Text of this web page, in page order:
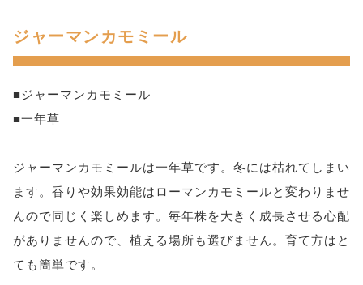
ジャーマンカモミール
■ジャーマンカモミール
■一年草
ジャーマンカモミールは一年草です。冬には枯れてしまい
ます。香りや効果効能はローマンカモミールと変わりませ
んので同じく楽しめます。毎年株を大きく成長させる心配
がありませんので、植える場所も選びません。育て方はと
ても簡単です。